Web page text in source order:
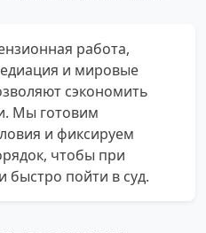
работа,
и мировые
сэкономить
Мы готовим
и фиксируем
чтобы при
быстро пойти в суд.